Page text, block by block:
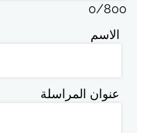
0/800
الاسم
عنوان المراسلة